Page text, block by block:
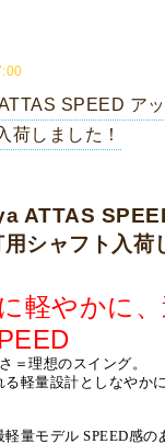
SPEED ア
荷しました！
ATTAS
シャフト入荷
軽やかに、
＝理想のスイング。
る軽量設計としなやか
軽量モデルSPEED感の